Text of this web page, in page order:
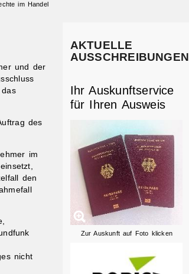
im Handel
und der
des
im
den
nicht
AKTUELLE
AUSSCHREIBUNGEN
Ihr Auskunftservice
für Ihren Ausweis
Zur Auskunft auf Foto klicken